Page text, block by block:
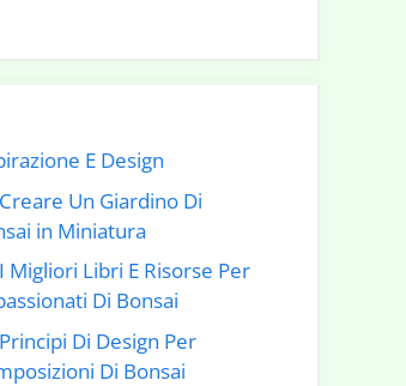
E Design
Creare Un Giardino Di
in Miniatura
I Migliori Libri E Risorse Per
Di Bonsai
Principi Di Design Per
Di Bonsai